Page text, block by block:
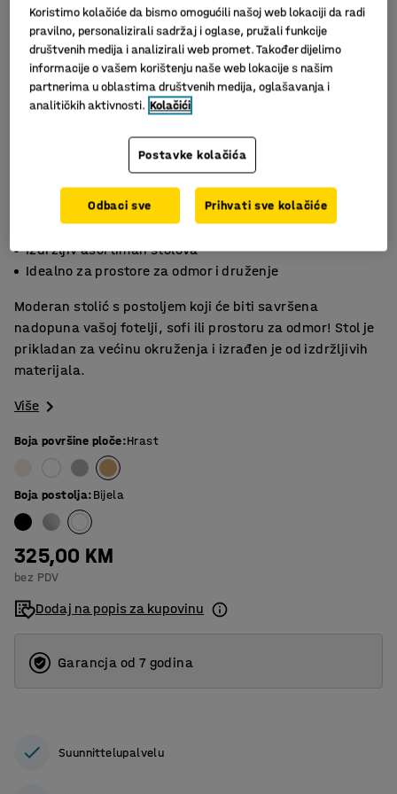
Slični proizvodi
Moderan i lako se održava
Izdržljiv asortiman stolova
Idealno za prostore za odmor i druženje
Moderan stolić s postoljem koji će biti savršena
nadopuna vašoj fotelji, sofi ili prostoru za odmor! Stol je
prikladan za većinu okruženja i izrađen je od izdržljivih
materijala.
Više
Boja površine ploče:Hrast
Boja postolja:Bijela
325,00 KM
bez PDV
Dodaj na popis za kupovinu
Garancja od 7 godina
Suunnittelupalvelu
Koristimo kolačiće da bismo omogućili našoj web lokaciji da radi
pravilno, personalizirali sadržaj i oglase, pružali funkcije
društvenih medija i analizirali web promet. Također dijelimo
informacije o vašem korištenju naše web lokacije s našim
partnerima u oblastima društvenih medija, oglašavanja i
analitičkih aktivnosti. Kolačići
Postavke kolačića
Odbaci sve Prihvati sve kolačiće